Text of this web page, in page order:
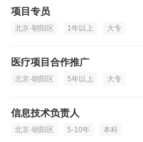
项目专员
北京-朝阳区 1年以上 大专
医疗项目合作推广
北京-朝阳区 5年以上 大专
信息技术负责人
北京-朝阳区 5-10年 本科